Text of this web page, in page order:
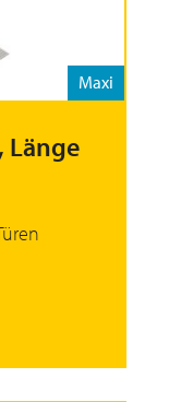
Maxi
Länge